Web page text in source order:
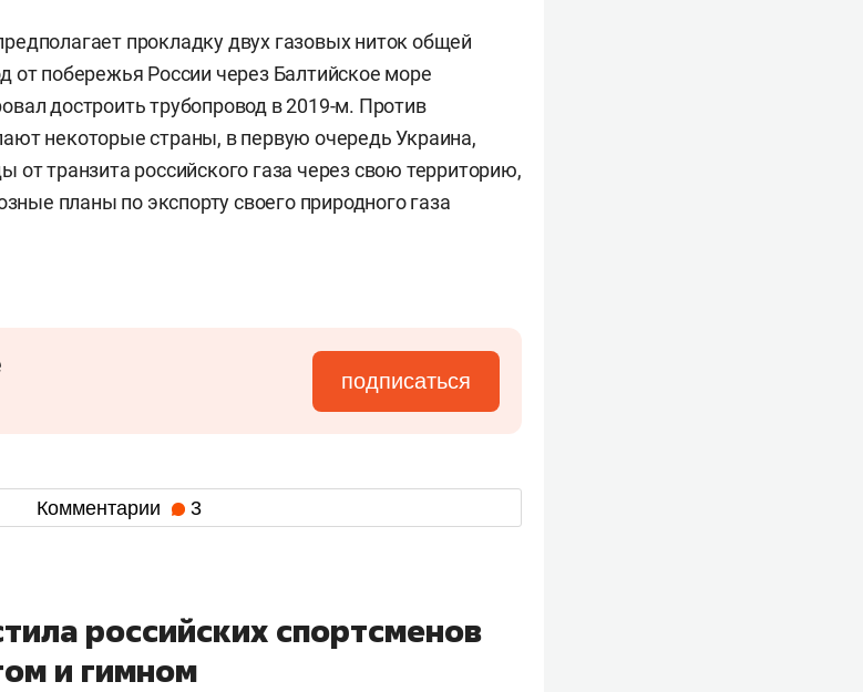
прокладку двух газовых ниток общей
от побережья России через Балтийское море
достроить трубопровод в 2019-м. Против
некоторые страны, в первую очередь Украина,
от транзита российского газа через свою территорию,
планы по экспорту своего природного газа
подписаться
Комментарии 3
российских спортсменов
и гимном